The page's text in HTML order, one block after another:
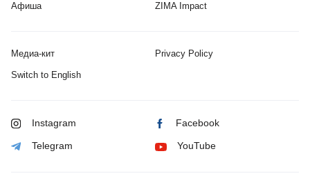
Афиша ZIMA Impact
Медиа-кит Privacy Policy
Switch to English
Instagram Facebook
Telegram YouTube